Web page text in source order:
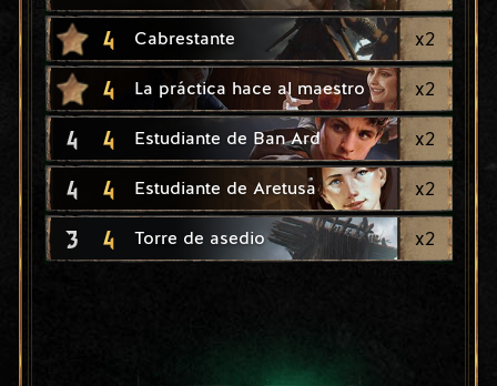
4 Cabrestante x2
4 La práctica hace al maestro x2
4 4 Estudiante de Ban Ard x2
4 4 Estudiante de Aretusa x2
3 4 Torre de asedio x2